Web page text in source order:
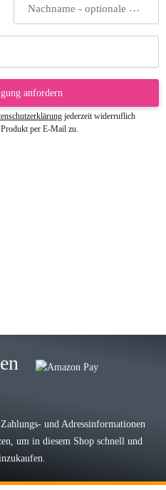
Nachname - optionale Angabe
anfordern
jederzeit widerruflich
per E-Mail zu.
Lieferung, man kann bedenkenlos
Der Koffer macht einen sehr soliden
und Adressinformationen
um in diesem Shop schnell und